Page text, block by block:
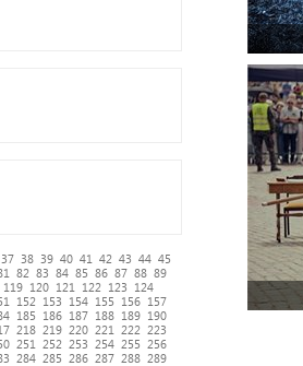
37 38 39 40 41 42 43 44 45
82 83 84 85 86 87 88 89
119 120 121 122 123
124
152 153 154 155 156 157
185 186 187 188 189 190
218 219 220 221 222
223
251 252 253 254 255
256
284 285 286 287 288 289